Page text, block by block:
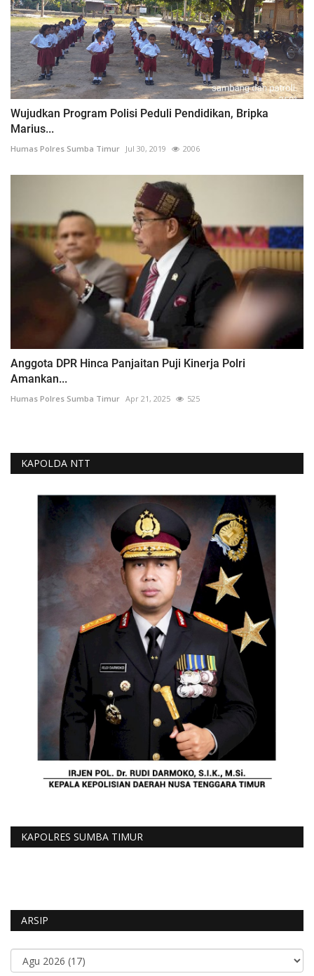
Wujudkan Program Polisi Peduli Pendidikan, Bripka
Marius...
Humas Polres Sumba Timur Jul 30, 2019 2006
Anggota DPR Hinca Panjaitan Puji Kinerja Polri
Amankan...
Humas Polres Sumba Timur Apr 21, 2025 525
KAPOLDA NTT
KAPOLRES SUMBA TIMUR
ARSIP